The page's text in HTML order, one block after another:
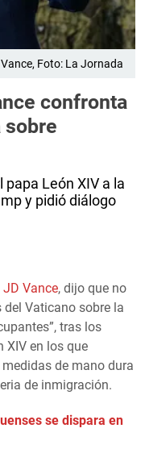
Foto: La Jornada
confronta
sobre
León XIV a la
y pidió diálogo
JD Vance, dijo que no
Vaticano sobre la
tras los
XIV en los que
de mano dura
de inmigración.
se dispara en